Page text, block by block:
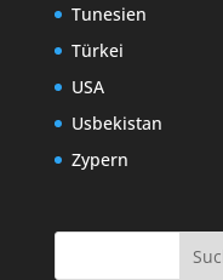
Tunesien
Türkei
USA
Usbekistan
Zypern